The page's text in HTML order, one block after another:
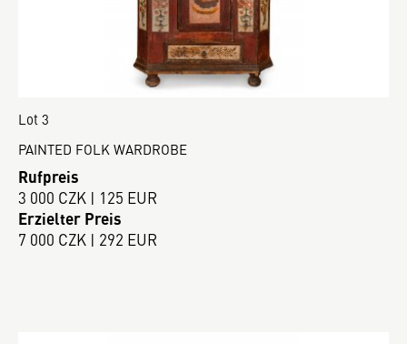
Lot 3
PAINTED FOLK WARDROBE
Rufpreis
3 000 CZK | 125 EUR
Erzielter Preis
7 000 CZK | 292 EUR